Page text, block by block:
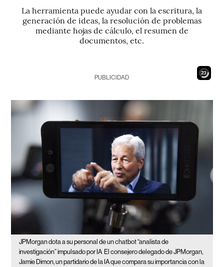
La herramienta puede ayudar con la escritura, la
generación de ideas, la resolución de problemas
mediante hojas de cálculo, el resumen de
documentos, etc.
21
PUBLICIDAD
JPMorgan dota a su personal de un chatbot “analista de
investigación” impulsado por IA El consejero delegado de JPMorgan,
Jamie Dimon, un partidario de la IA que compara su importancia con la